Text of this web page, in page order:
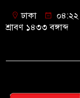
ঢাকা
০৪:২২
শ্রাবণ ১৪৩৩ বঙ্গাব্দ